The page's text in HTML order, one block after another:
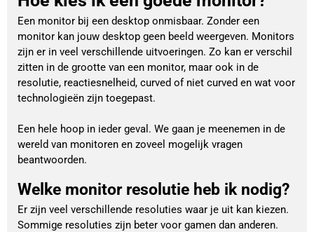
Een monitor bij een desktop onmisbaar. Zonder een
monitor kan jouw desktop geen beeld weergeven. Monitors
zijn er in veel verschillende uitvoeringen. Zo kan er verschil
zitten in de grootte van een monitor, maar ook in de
resolutie, reactiesnelheid, curved of niet curved en wat voor
technologieën zijn toegepast.
Een hele hoop in ieder geval. We gaan je meenemen in de
wereld van monitoren en zoveel mogelijk vragen
beantwoorden.
Welke monitor resolutie heb ik nodig?
Er zijn veel verschillende resoluties waar je uit kan kiezen.
Sommige resoluties zijn beter voor gamen dan anderen.